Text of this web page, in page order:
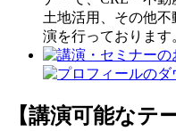
土地活用、その他
演を行っております
【講演可能なテ